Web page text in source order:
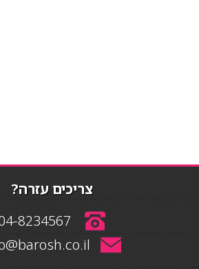
צריכים עזרה?
04-8234567